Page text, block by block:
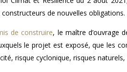
de nouvelles obligations.
de construire, le maître d’ouvrage
le projet est exposé, que les
risque cyclonique, risques